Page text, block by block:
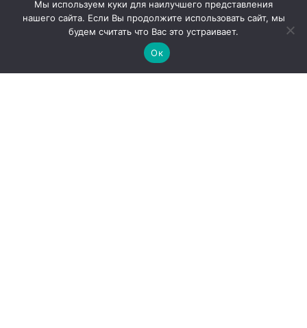
Мы используем куки для наилучшего представления
нашего сайта. Если Вы продолжите использовать сайт, мы
будем считать что Вас это устраивает.
Ок